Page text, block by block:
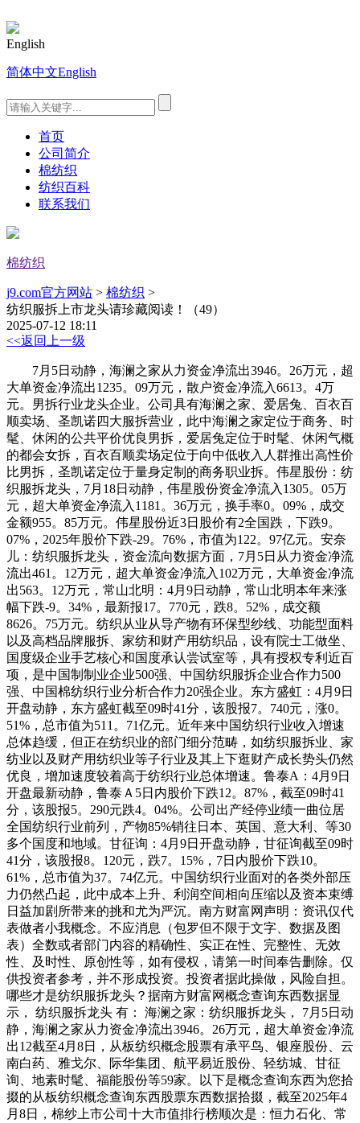
English
简体中文English
首页
公司简介
棉纺织
纺织百科
联系我们
棉纺织
j9.com官方网站 > 棉纺织 >
纺织服拆上市龙头请珍藏阅读！（49）
2025-07-12 18:11
<<返回上一级
7月5日动静，海澜之家从力资金净流出3946。26万元，超
大单资金净流出1235。09万元，散户资金净流入6613。4万
元。男拆行业龙头企业。公司具有海澜之家、爱居兔、百衣百
顺卖场、圣凯诺四大服拆营业，此中海澜之家定位于商务、时
髦、休闲的公共平价优良男拆，爱居兔定位于时髦、休闲气概
的都会女拆，百衣百顺卖场定位于向中低收入人群推出高性价
比男拆，圣凯诺定位于量身定制的商务职业拆。伟星股份：纺
织服拆龙头，7月18日动静，伟星股份资金净流入1305。05万
元，超大单资金净流入1181。36万元，换手率0。09%，成交
金额955。85万元。伟星股份近3日股价有2全国跌，下跌9。
07%，2025年股价下跌-29。76%，市值为122。97亿元。安奈
儿：纺织服拆龙头，资金流向数据方面，7月5日从力资金净流
流出461。12万元，超大单资金净流入102万元，大单资金净流
出563。12万元，常山北明：4月9日动静，常山北明本年来涨
幅下跌-9。34%，最新报17。770元，跌8。52%，成交额
8626。75万元。纺织从业从导产物有环保型纱线、功能型面料
以及高档品牌服拆、家纺和财产用纺织品，设有院士工做坐、
国度级企业手艺核心和国度承认尝试室等，具有授权专利近百
项，是中国制制业企业500强、中国纺织服拆企业合作力500
强、中国棉纺织行业分析合作力20强企业。东方盛虹：4月9日
开盘动静，东方盛虹截至09时41分，该股报7。740元，涨0。
51%，总市值为511。71亿元。近年来中国纺织行业收入增速
总体趋缓，但正在纺织业的部门细分范畴，如纺织服拆业、家
纺业以及财产用纺织业等子行业及其上下逛财产成长势头仍然
优良，增加速度较着高于纺织行业总体增速。鲁泰A：4月9日
开盘最新动静，鲁泰Ａ5日内股价下跌12。87%，截至09时41
分，该股报5。290元跌4。04%。公司出产经停业绩一曲位居
全国纺织行业前列，产物85%销往日本、英国、意大利、等30
多个国度和地域。甘征询：4月9日开盘动静，甘征询截至09时
41分，该股报8。120元，跌7。15%，7日内股价下跌10。
61%，总市值为37。74亿元。中国纺织行业面对的各类外部压
力仍然凸起，此中成本上升、利润空间相向压缩以及资本束缚
日益加剧所带来的挑和尤为严沉。南方财富网声明：资讯仅代
表做者小我概念。不应消息（包罗但不限于文字、数据及图
表）全数或者部门内容的精确性、实正在性、完整性、无效
性、及时性、原创性等，如有侵权，请第一时间奉告删除。仅
供投资者参考，并不形成投资。投资者据此操做，风险自担。
哪些才是纺织服拆龙头？据南方财富网概念查询东西数据显
示， 纺织服拆龙头 有： 海澜之家：纺织服拆龙头， 7月5日动
静，海澜之家从力资金净流出3946。26万元，超大单资金净流
出12截至4月8日，从板纺织概念股票有承平鸟、银座股份、云
南白药、雅戈尔、际华集团、航平易近股份、轻纺城、甘征
询、地素时髦、福能股份等59家。以下是概念查询东西为您拾
掇的从板纺织概念查询东西股票东西数据拾掇，截至2025年4
月8日，棉纱上市公司十大市值排行榜顺次是：恒力石化、常